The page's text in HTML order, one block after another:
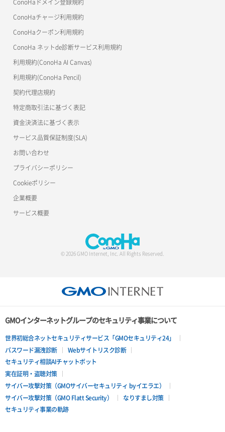
美雲このは徹底ガイド
ConoHaドメイン登録規約
ConoHaチャージ利用規約
ConoHaクーポン利用規約
ConoHa ネットde診断サービス利用規約
利用規約(ConoHa AI Canvas)
利用規約(ConoHa Pencil)
契約代理店規約
特定商取引法に基づく表記
資金決済法に基づく表示
サービス品質保証制度(SLA)
お問い合わせ
プライバシーポリシー
Cookieポリシー
企業概要
サービス概要
© 2026 GMO Internet, Inc. All Rights Reserved.
GMOインターネットグループのセキュリティ事業について
世界初総合ネットセキュリティサービス「GMOセキュリティ24」
パスワード漏洩診断
Webサイトリスク診断
セキュリティ相談AIチャットボット
実在証明・盗聴対策
サイバー攻撃対策（GMOサイバーセキュリティ byイエラエ）
サイバー攻撃対策（GMO Flatt Security）
なりすまし対策
セキュリティ事業の軌跡